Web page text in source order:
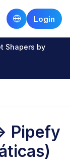
Login
Shapers by
Pipefy